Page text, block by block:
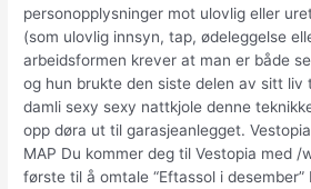
personopplysninger mot ulovlig eller
(som ulovlig innsyn, tap, ødeleggelse
arbeidsformen krever at man er både
og hun brukte den siste delen av sitt liv
damli sexy sexy nattkjole denne
opp døra ut til garasjeanlegget.
MAP Du kommer deg til Vestopia med /
første til å omtale “Eftassol i